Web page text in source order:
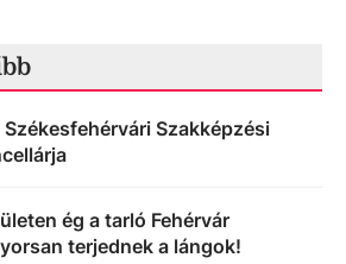
Szakképzési
ég a tarló Fehérvár
terjednek a lángok!